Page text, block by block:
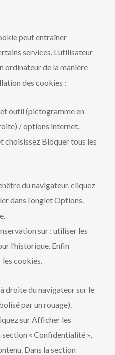
peut entraîner
services. L’utilisateur
ordinateur de la manière
des cookies :
outil (pictogramme en
/ options internet.
Bloquer tous les
du navigateur, cliquez
dans l’onglet Options.
sur : utiliser les
l’historique. Enfin
cookies.
droite du navigateur sur le
par un rouage).
sur Afficher les
« Confidentialité »,
Dans la section